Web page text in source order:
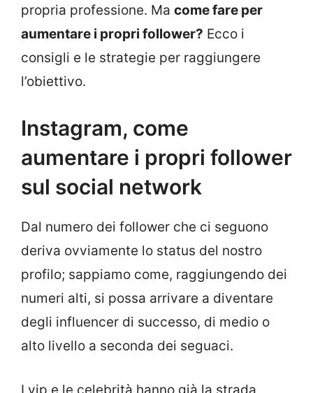
propria professione. Ma come fare per
aumentare i propri follower? Ecco i
consigli e le strategie per raggiungere
l’obiettivo.
Instagram, come
aumentare i propri follower
sul social network
Dal numero dei follower che ci seguono
deriva ovviamente lo status del nostro
profilo; sappiamo come, raggiungendo dei
numeri alti, si possa arrivare a diventare
degli influencer di successo, di medio o
alto livello a seconda dei seguaci.
I vip e le celebrità hanno già la strada